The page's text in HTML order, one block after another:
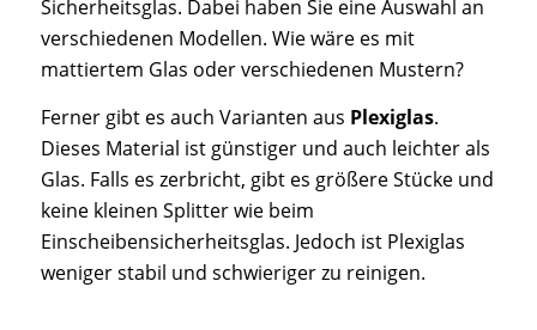
Sicherheitsglas. Dabei haben Sie eine Auswahl an
verschiedenen Modellen. Wie wäre es mit
mattiertem Glas oder verschiedenen Mustern?
Ferner gibt es auch Varianten aus Plexiglas.
Dieses Material ist günstiger und auch leichter als
Glas. Falls es zerbricht, gibt es größere Stücke und
keine kleinen Splitter wie beim
Einscheibensicherheitsglas. Jedoch ist Plexiglas
weniger stabil und schwieriger zu reinigen.